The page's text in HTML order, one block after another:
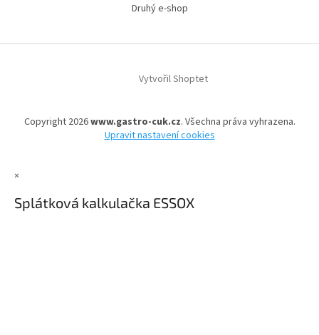
Druhý e-shop
Vytvořil Shoptet
Copyright 2026www.gastro-cuk.cz. Všechna práva vyhrazena.
Upravit nastavení cookies
×
Splátková kalkulačka ESSOX